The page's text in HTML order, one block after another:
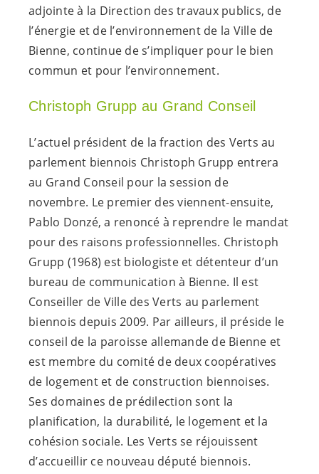
adjointe à la Direction des travaux publics, de
l’énergie et de l’environnement de la Ville de
Bienne, continue de s’impliquer pour le bien
commun et pour l’environnement.
Christoph Grupp au Grand Conseil
L’actuel président de la fraction des Verts au
parlement biennois Christoph Grupp entrera
au Grand Conseil pour la session de
novembre. Le premier des viennent-ensuite,
Pablo Donzé, a renoncé à reprendre le mandat
pour des raisons professionnelles. Christoph
Grupp (1968) est biologiste et détenteur d’un
bureau de communication à Bienne. Il est
Conseiller de Ville des Verts au parlement
biennois depuis 2009. Par ailleurs, il préside le
conseil de la paroisse allemande de Bienne et
est membre du comité de deux coopératives
de logement et de construction biennoises.
Ses domaines de prédilection sont la
planification, la durabilité, le logement et la
cohésion sociale. Les Verts se réjouissent
d’accueillir ce nouveau député biennois.